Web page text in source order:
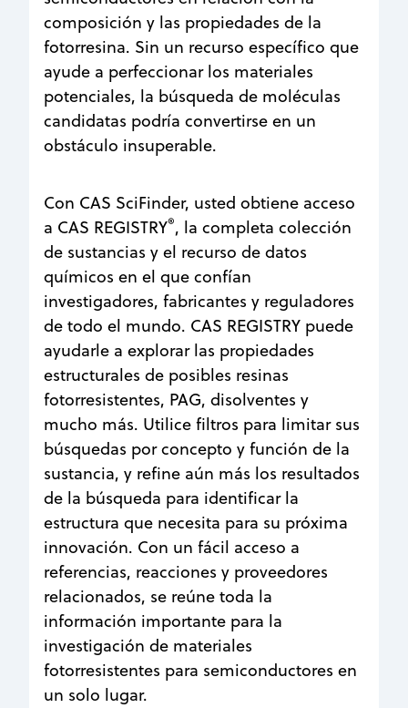
composición y las propiedades de la
fotorresina. Sin un recurso específico que
ayude a perfeccionar los materiales
potenciales, la búsqueda de moléculas
candidatas podría convertirse en un
obstáculo insuperable.
Con CAS SciFinder, usted obtiene acceso
a CAS REGISTRY®, la completa colección
de sustancias y el recurso de datos
químicos en el que confían
investigadores, fabricantes y reguladores
de todo el mundo. CAS REGISTRY puede
ayudarle a explorar las propiedades
estructurales de posibles resinas
fotorresistentes, PAG, disolventes y
mucho más. Utilice filtros para limitar sus
búsquedas por concepto y función de la
sustancia, y refine aún más los resultados
de la búsqueda para identificar la
estructura que necesita para su próxima
innovación. Con un fácil acceso a
referencias, reacciones y proveedores
relacionados, se reúne toda la
información importante para la
investigación de materiales
fotorresistentes para semiconductores en
un solo lugar.